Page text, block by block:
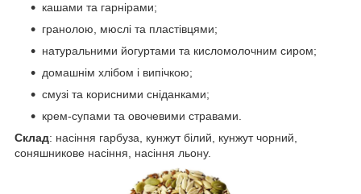
кашами та гарнірами;
гранолою, мюслі та пластівцями;
натуральними йогуртами та кисломолочним сиром;
домашнім хлібом і випічкою;
смузі та корисними сніданками;
крем-супами та овочевими стравами.
Склад: насіння гарбуза, кунжут білий, кунжут чорний,
соняшникове насіння, насіння льону.